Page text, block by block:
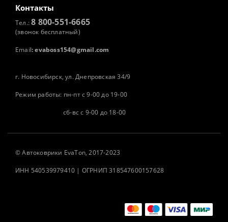
Контакты
Тел.:8 800-551-6665
(звонок бесплатный)
Email: evaboss154@gmail.com
г. Новосибирск, ул. Днепровская 34/9
Режим работы: пн-пт с 9-00 до 19-00
сб-вс с 9-00 до 18-00
©Автоковрики EvaTon, 2017-2023
ИНН 540539979410 | ОГРНИП 318547600157628